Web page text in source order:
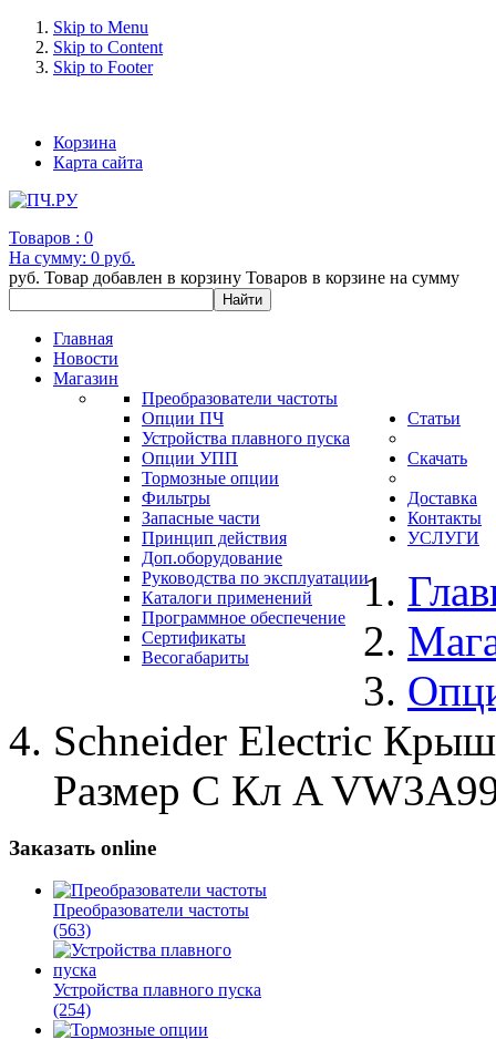
Skip to Menu
Skip to Content
Skip to Footer
Корзина
Карта сайта
Товаров : 0
На сумму: 0 руб.
руб. Товар добавлен в корзину Товаров в корзине на сумму
Главная
Новости
Магазин
Преобразователи частоты
Опции ПЧ
Устройства плавного пуска
Опции УПП
Тормозные опции
Фильтры
Запасные части
Статьи
Принцип действия
Доп.оборудование
Скачать
Руководства по эксплуатации
Каталоги применений
Программное обеспечение
Сертификаты
Весогабариты
Доставка
Контакты
УСЛУГИ
Schneider Electric
Размер C Кл A
Заказать online
Преобразователи частоты
(563)
Устройства плавного пуска
(254)